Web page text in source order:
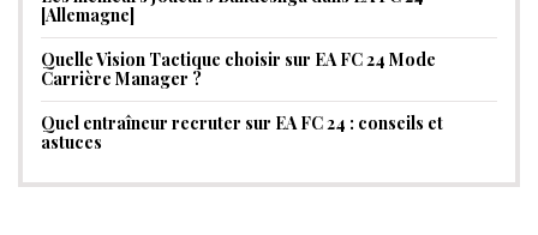
[Allemagne]
Quelle Vision Tactique choisir sur EA FC 24 Mode
Carrière Manager ?
Quel entraîneur recruter sur EA FC 24 : conseils et
astuces